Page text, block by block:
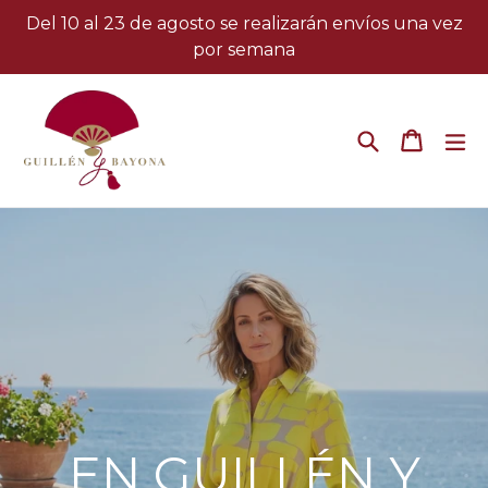
contenido
Del 10 al 23 de agosto se realizarán envíos una vez
por semana
BuscarCarrito
Carrito
EN GUILLÉN Y